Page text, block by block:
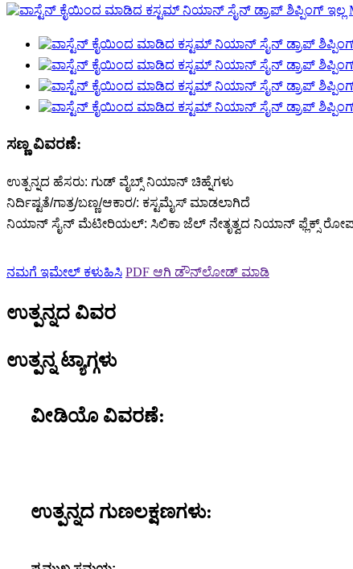
ಸಣ್ಣ ವಿವರಣೆ:
ಉತ್ಪನ್ನದ ಹೆಸರು: ಗುಡ್ ವೈಬ್ಸ್ ನಿಯಾನ್ ಚಿಹ್ನೆಗಳು
ನಿರ್ದಿಷ್ಟತೆ/ಗಾತ್ರ/ಬಣ್ಣ/ಆಕಾರ/: ಕಸ್ಟಮೈಸ್ ಮಾಡಲಾಗಿದೆ
ನಿಯಾನ್ ಸೈನ್ ಮೆಟೀರಿಯಲ್: ಸಿಲಿಕಾ ಜೆಲ್ ನೇತೃತ್ವದ ನಿಯಾನ್ ಫ್ಲೆಕ್ಸ್ ರೋಪ್
ನಮಗೆ ಇಮೇಲ್ ಕಳುಹಿಸಿ PDF ಆಗಿ ಡೌನ್‌ಲೋಡ್ ಮಾಡಿ
ಉತ್ಪನ್ನದ ವಿವರ
ಉತ್ಪನ್ನ ಟ್ಯಾಗ್ಗಳು
ವೀಡಿಯೊ ವಿವರಣೆ:
ಉತ್ಪನ್ನದ ಗುಣಲಕ್ಷಣಗಳು: